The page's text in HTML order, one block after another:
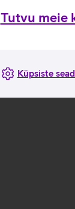
Tutvu meie
Küpsiste